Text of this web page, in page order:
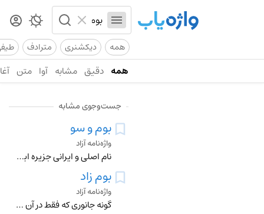
همه دیکشنری مترادف
همه دقیق مشابه آوا متن
جست‌وجوی مشابه
بوم و سو
واژه‌نامه آزاد
نام اصلی و ایرانی جزیره ابوموسی به معنی سرزمین سبز
بوم زاد
واژه‌نامه آزاد
گونه جانوری که فقط در آن منطقه و کشور وجود دارد